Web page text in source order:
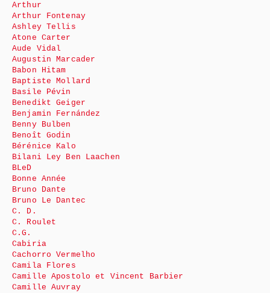
Arthur
Arthur Fontenay
Ashley Tellis
Atone Carter
Aude Vidal
Augustin Marcader
Babon Hitam
Baptiste Mollard
Basile Pévin
Benedikt Geiger
Benjamin Fernández
Benny Bulben
Benoît Godin
Bérénice Kalo
Bilani Ley Ben Laachen
BLeD
Bonne Année
Bruno Dante
Bruno Le Dantec
C. D.
C. Roulet
C.G.
Cabiria
Cachorro Vermelho
Camila Flores
Camille Apostolo et Vincent Barbier
Camille Auvray